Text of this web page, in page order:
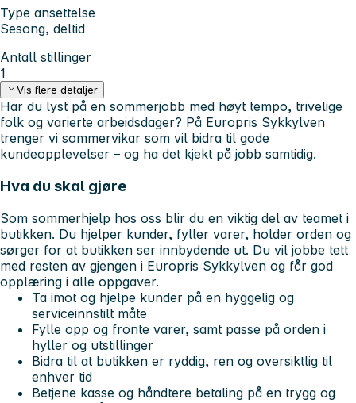
Type ansettelse
Sesong, deltid
Antall stillinger
1
Vis flere detaljer
Har du lyst på en sommerjobb med høyt tempo, trivelige
folk og varierte arbeidsdager? På Europris Sykkylven
trenger vi sommervikar som vil bidra til gode
kundeopplevelser – og ha det kjekt på jobb samtidig.
Hva du skal gjøre
Som sommerhjelp hos oss blir du en viktig del av teamet i
butikken. Du hjelper kunder, fyller varer, holder orden og
sørger for at butikken ser innbydende ut. Du vil jobbe tett
med resten av gjengen i Europris Sykkylven og får god
opplæring i alle oppgaver.
Ta imot og hjelpe kunder på en hyggelig og
serviceinnstilt måte
Fylle opp og fronte varer, samt passe på orden i
hyller og utstillinger
Bidra til at butikken er ryddig, ren og oversiktlig til
enhver tid
Betjene kasse og håndtere betaling på en trygg og